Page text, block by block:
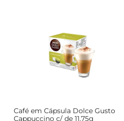
Café em Cápsula Dolce Gusto
Cappuccino c/ de 11.75g